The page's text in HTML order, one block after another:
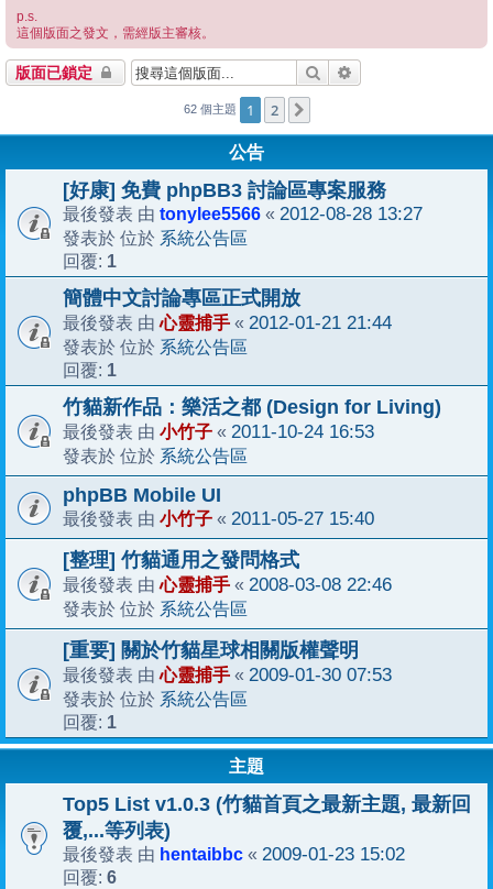
p.s.
這個版面之發文，需經版主審核。
版面已鎖定 搜尋
62 個主題 1 2
公告
[好康] 免費 phpBB3 討論區專案服務
最後發表 由 tonylee5566 « 2012-08-28 13:27
發表於 位於 系統公告區
回覆: 1
簡體中文討論專區正式開放
最後發表 由心靈捕手 « 2012-01-21 21:44
發表於 位於 系統公告區
回覆: 1
竹貓新作品：樂活之都 (Design for Living)
最後發表 由 小竹子 « 2011-10-24 16:53
發表於 位於 系統公告區
phpBB Mobile UI
最後發表 由 小竹子 « 2011-05-27 15:40
[整理] 竹貓通用之發問格式
最後發表 由心靈捕手 « 2008-03-08 22:46
發表於 位於 系統公告區
[重要] 關於竹貓星球相關版權聲明
最後發表 由心靈捕手 « 2009-01-30 07:53
發表於 位於 系統公告區
回覆: 1
主題
Top5 List v1.0.3 (竹貓首頁之最新主題, 最新回
覆,...等列表)
最後發表 由 hentaibbc « 2009-01-23 15:02
回覆: 6